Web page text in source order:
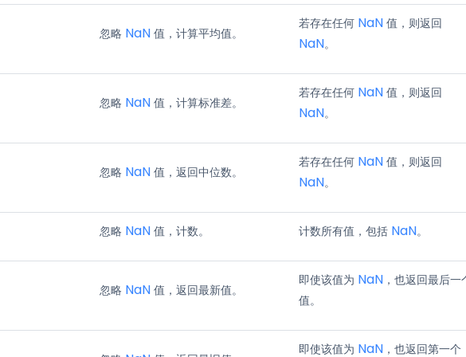
忽略 NaN 值，计算平均值。
若存在任何 NaN 值，则返回
NaN。
忽略 NaN 值，计算标准差。
若存在任何 NaN 值，则返回
NaN。
忽略 NaN 值，返回中位数。
若存在任何 NaN 值，则返回
NaN。
忽略 NaN 值，计数。 计数所有值，包括 NaN。
忽略 NaN 值，返回最新值。
即使该值为 NaN ，也返回最后一
值。
即使该值为 NaN ，也返回第一个